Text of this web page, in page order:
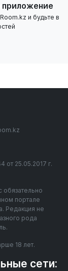
и будьте в
от 25.05.2017 г.
обязательно
портале
Редакция не
рода
18 лет.
сети: